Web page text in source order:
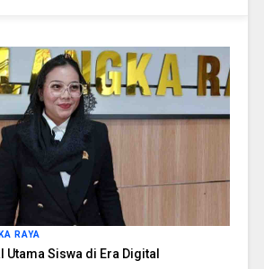
RAYA
Siswa di Era Digital